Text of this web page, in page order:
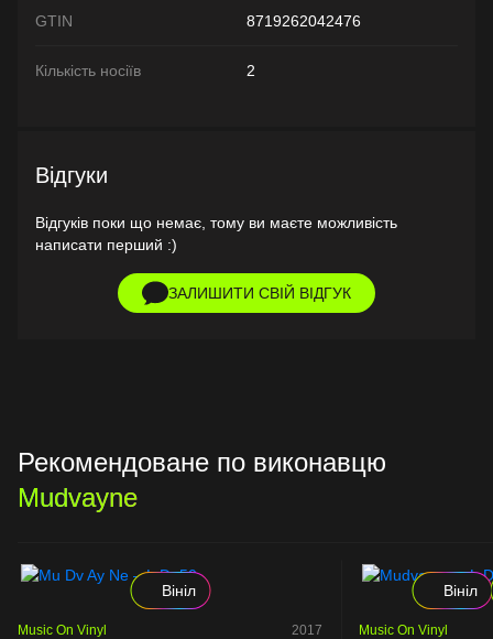
GTIN 8719262042476
Кількість носіїв 2
Відгуки
Відгуків поки що немає, тому ви маєте можливість
написати перший :)
ЗАЛИШИТИ СВІЙ ВІДГУК
Рекомендоване по виконавцю
Mudvayne
Вініл
Music On Vinyl 2017
Вініл
Music On Vinyl